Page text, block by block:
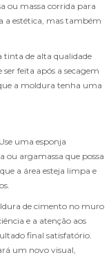
ou massa corrida para
a estética, mas também
tinta de alta qualidade
feita após a secagem
a moldura tenha uma
uma esponja
ou argamassa que possa
a área esteja limpa e
de cimento no muro
e a atenção aos
final satisfatório.
um novo visual,